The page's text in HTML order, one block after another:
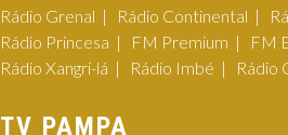
Rádio Grenal Rádio Continental
Rádio Princesa
FM Premium FM
Rádio Xangri-lá
Rádio Imbé Rádio
TV PAMPA